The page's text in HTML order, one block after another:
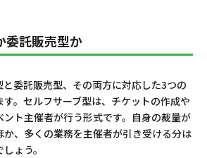
委託販売型か
委託販売型、その両方に対応した3つの
。セルフサーブ型は、チケットの作成や
ト主催者が行う形式です。自身の裁量が
か、多くの業務を主催者が引き受ける分は
ょう。